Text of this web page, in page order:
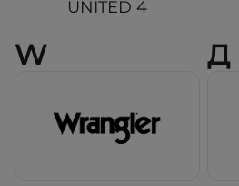
UNITED 4
W Д